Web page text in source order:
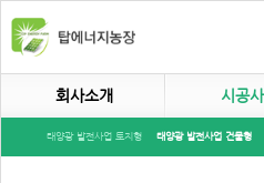
회사소개 시공사
태양광 발전사업 토지형 태양광 발전사업 건물형